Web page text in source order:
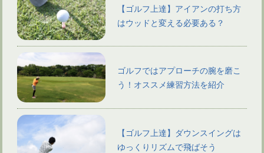
【ゴルフ上達】アイアンの打ち方
はウッドと変える必要ある？
ゴルフではアプローチの腕を磨こ
う！オススメ練習方法を紹介
【ゴルフ上達】ダウンスイングは
ゆっくりリズムで飛ばそう